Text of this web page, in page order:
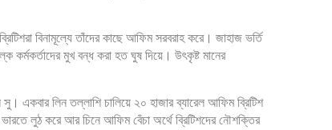
বিনামূল্যে তাঁদের কাছে আফিম সরবরাহ করে। জাহাজ ভর্তি
কর্মকর্তাদের মুখ বন্ধ করা হত ঘুষ দিয়ে। উৎকৃষ্ট মানের
একবার লিন তল্লাশি চালিয়ে ২০ হাজার ব্যারেল আফিম ব্রিটিশ
লুঠ করে আর চিনে আফিম বেঁচা অর্থে ব্রিটিশদের নৌশক্তির